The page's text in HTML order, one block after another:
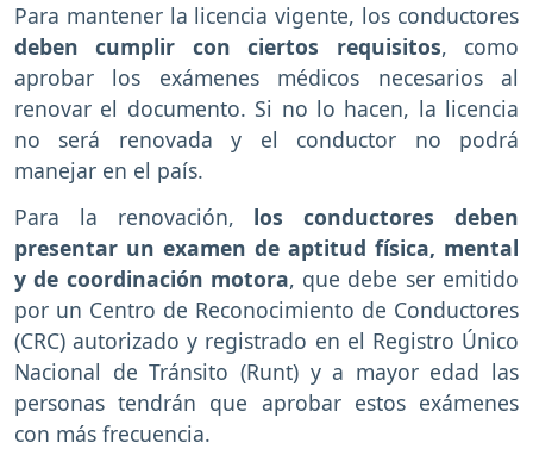
Para mantener la licencia vigente, los conductores
deben cumplir con ciertos requisitos, como
aprobar los exámenes médicos necesarios al
renovar el documento. Si no lo hacen, la licencia
no será renovada y el conductor no podrá
manejar en el país.
Para la renovación, los conductores deben
presentar un examen de aptitud física, mental
y de coordinación motora, que debe ser emitido
por un Centro de Reconocimiento de Conductores
(CRC) autorizado y registrado en el Registro Único
Nacional de Tránsito (Runt) y a mayor edad las
personas tendrán que aprobar estos exámenes
con más frecuencia.